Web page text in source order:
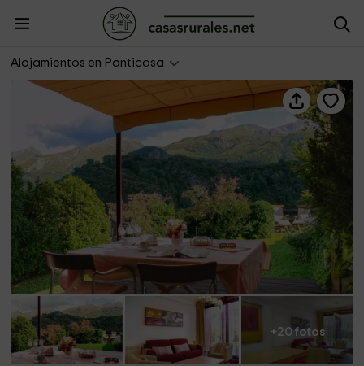
Alojamientos en Panticosa
+20 fotos